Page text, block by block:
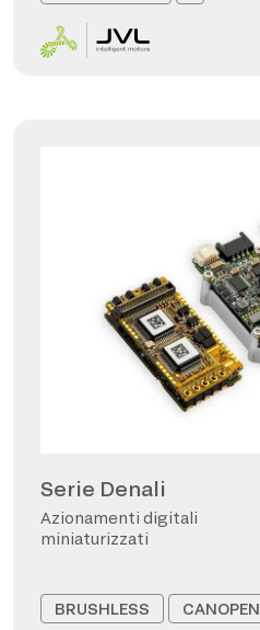
Serie Denali
Azionamenti digitali
miniaturizzati
BRUSHLESS CANOPEN